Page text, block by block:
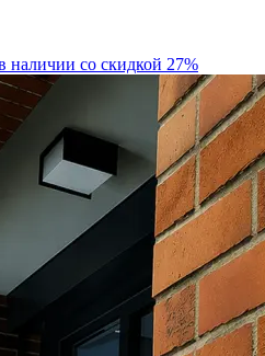
наличии со скидкой 27%